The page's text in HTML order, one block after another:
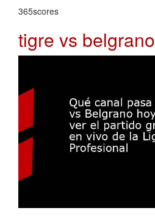
365scores
tigre vs belgrano